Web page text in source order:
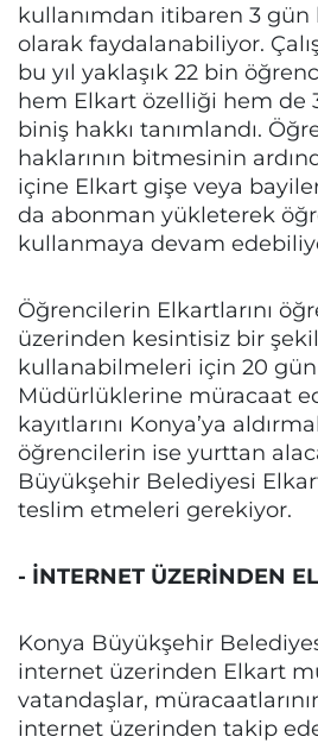
kullanımdan itibaren 3 gün
olarak faydalanabiliyor.
bu yıl yaklaşık 22 bin
hem Elkart özelliği hem de
biniş hakkı tanımlandı.
haklarının bitmesinin
içine Elkart gişe veya
da abonman yükleterek
kullanmaya devam
Öğrencilerin Elkartlarını
üzerinden kesintisiz bir
kullanabilmeleri için 20
Müdürlüklerine müracaat
kayıtlarını Konya’ya
öğrencilerin ise yurttan
Büyükşehir Belediyesi
teslim etmeleri gerekiyor.
- İNTERNET ÜZERİNDEN
Konya Büyükşehir
internet üzerinden Elkart
vatandaşlar,
internet üzerinden takip